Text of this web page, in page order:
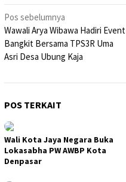
Navigasi
pos
Pos sebelumnya
Wawali Arya Wibawa Hadiri Event
Bangkit Bersama TPS3R Uma
Asri Desa Ubung Kaja
POS TERKAIT
Wali Kota Jaya Negara Buka
Lokasabha PW AWBP Kota
Denpasar